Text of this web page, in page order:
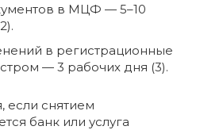
в МЦФ — 5–10
в регистрационные
— 3 рабочих дня (3).
если снятием
банк или услуга